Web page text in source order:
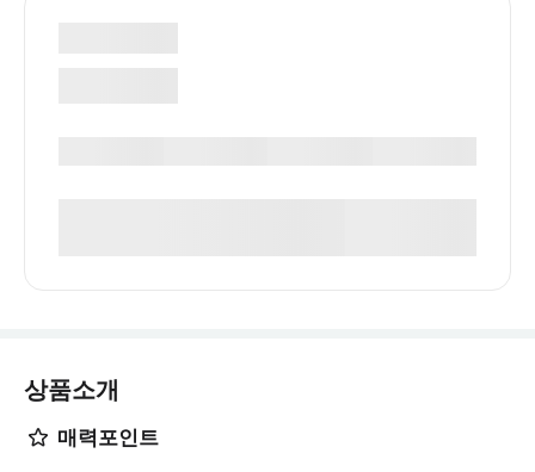
상품소개
매력포인트